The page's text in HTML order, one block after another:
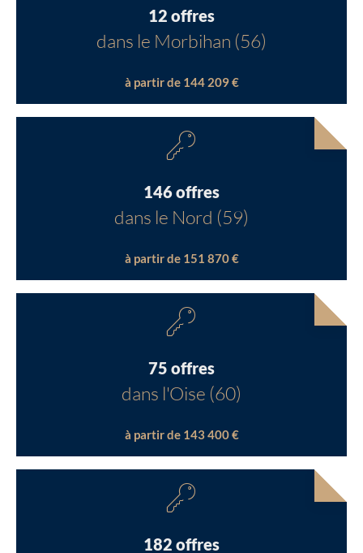
12 offres
dans le Morbihan (56)
à partir de 144 209 €
146 offres
dans le Nord (59)
à partir de 151 870 €
75 offres
dans l'Oise (60)
à partir de 143 400 €
182 offres